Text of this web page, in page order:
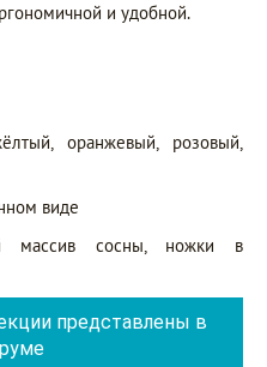
и удобной.
оранжевый, розовый,
виде
массив сосны, ножки в
представлены в